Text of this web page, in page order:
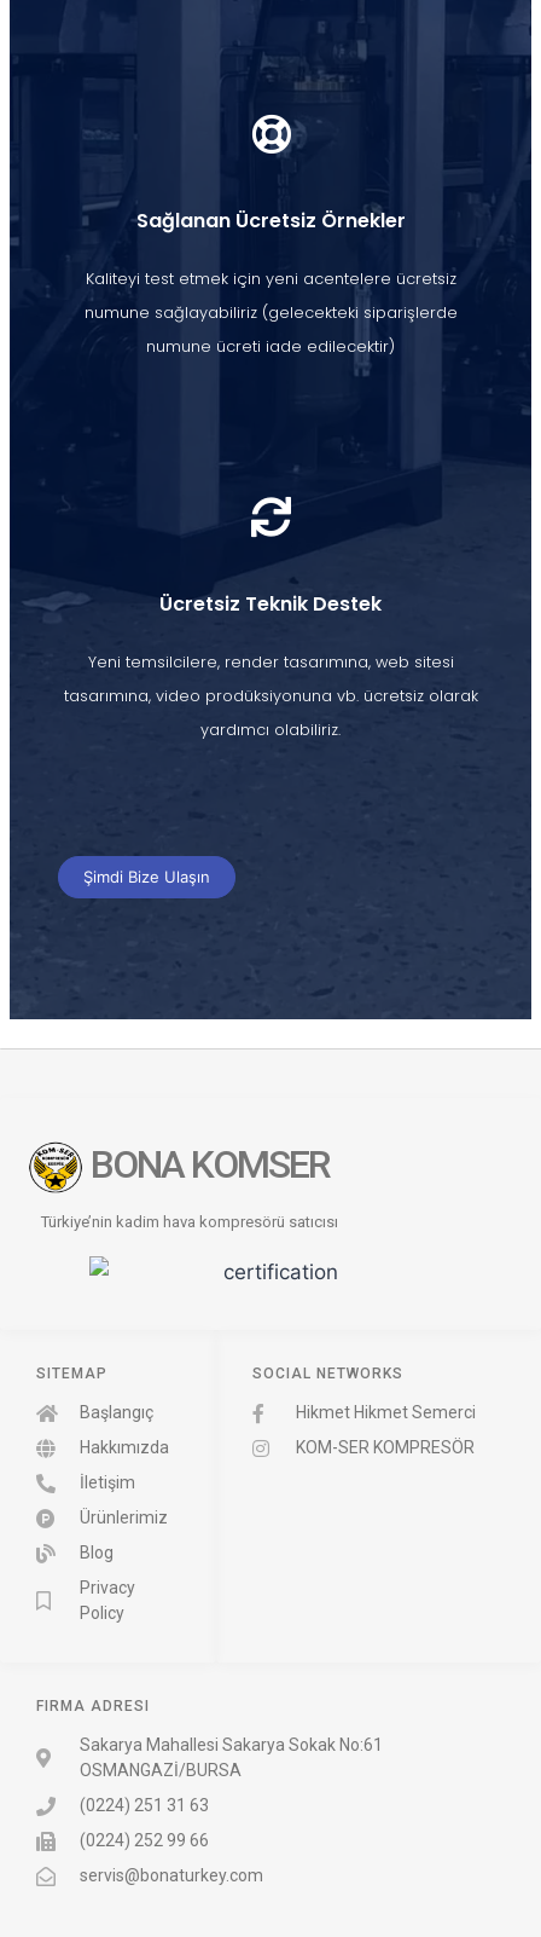
Sağlanan Ücretsiz Örnekler
Kaliteyi test etmek için yeni acentelere ücretsiz
numune sağlayabiliriz (gelecekteki siparişlerde
numune ücreti iade edilecektir)
Ücretsiz Teknik Destek
Yeni temsilcilere, render tasarımına, web sitesi
tasarımına, video prodüksiyonuna vb. ücretsiz olarak
yardımcı olabiliriz.
Şimdi Bize Ulaşın
FIRMA ADRESI
Sakarya Mahallesi Sakarya Sokak No:61
OSMANGAZİ/BURSA
(0224) 251 31 63
(0224) 252 99 66
servis@bonaturkey.com
SOCIAL NETWORKS
Hikmet Hikmet Semerci
KOM-SER KOMPRESÖR
SITEMAP
Başlangıç
Hakkımızda
İletişim
Ürünlerimiz
Blog
Privacy
Policy
BONA KOMSER
Türkiye’nin kadim hava kompresörü satıcısı